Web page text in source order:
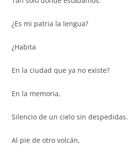
¿Es mi patria la lengua?
¿Habita
En la ciudad que ya no existe?
En la memoria,
Silencio de un cielo sin despedidas.
Al pie de otro volcán,